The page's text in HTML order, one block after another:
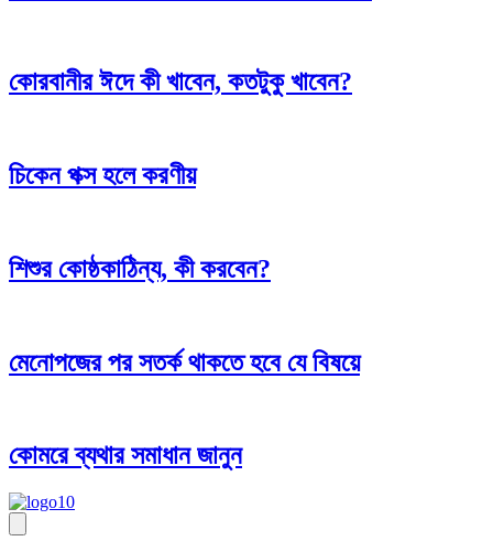
কোরবানীর ঈদে কী খাবেন, কতটুকু খাবেন?
চিকেন পক্স হলে করণীয়
শিশুর কোষ্ঠকাঠিন্য, কী করবেন?
মেনোপজের পর সতর্ক থাকতে হবে যে বিষয়ে
কোমরে ব্যথার সমাধান জানুন